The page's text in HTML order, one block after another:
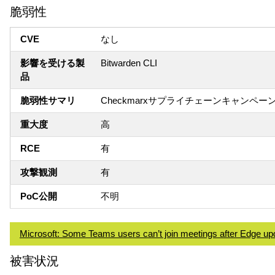
脆弱性
CVE なし
影響を受ける製
品
Bitwarden CLI
脆弱性サマリ Checkmarxサプライチェーンキャンペー
重大度 高
RCE 有
攻撃観測 有
PoC公開 不明
Microsoft: Some Teams users can’t join meetings after Edge
被害状況